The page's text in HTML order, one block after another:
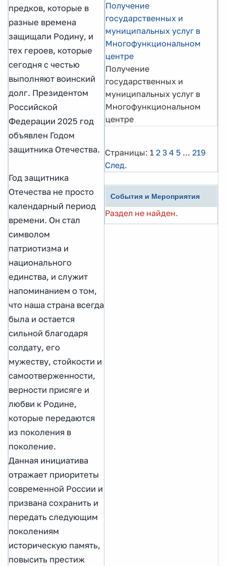
предков, которые в
разные времена
защищали Родину, и
тех героев, которые
сегодня с честью
выполняют воинский
долг. Президентом
Российской
Федерации 2025 год
объявлен Годом
защитника Отечества.
Год защитника
Отечества не просто
календарный период
времени. Он стал
символом
патриотизма и
национального
единства, и служит
напоминанием о том,
что наша страна всегда
была и остается
сильной благодаря
солдату, его
мужеству, стойкости и
самоотверженности,
верности присяге и
любви к Родине,
которые передаются
из поколения в
поколение.
Данная инициатива
отражает приоритеты
современной России и
призвана сохранить и
передать следующим
поколениям
историческую память,
повысить престиж
Получение
государственных и
муниципальных услуг в
Многофункциональном
центре
Получение
государственных и
муниципальных услуг в
Многофункциональном
центре
Страницы: 1 2 3 4 5 ... 219
След.
События и Мероприятия
Раздел не найден.